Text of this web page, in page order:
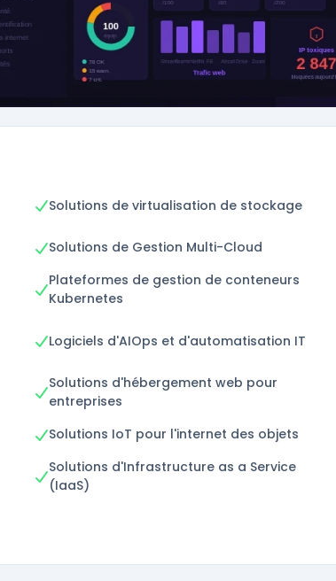
Solutions de virtualisation de stockage
Solutions de Gestion Multi-Cloud
Plateformes de gestion de conteneurs
Kubernetes
Logiciels d'AIOps et d'automatisation IT
Solutions d'hébergement web pour
entreprises
Solutions IoT pour l'internet des objets
Solutions d'Infrastructure as a Service
(IaaS)